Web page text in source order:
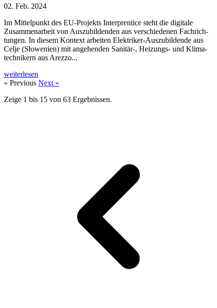
02. Feb. 2024
Im Mittel­punkt des EU-Projekts Interprentice steht die digitale
Zusammen­arbeit von Auszu­bildenden aus ver­schie­denen Fach­rich­
tungen. In diesem Kontext arbeiten Elekt­riker-Auszu­bildende aus
Celje (Slowenien) mit angehenden Sani­tär-, Hei­zungs- und Klima­
technikern aus Arezzo...
weiterlesen
« Previous Next »
Zeige 1 bis 15 von 63 Ergebnissen.